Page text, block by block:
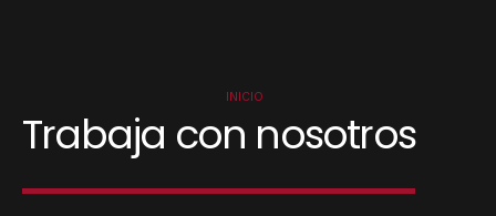
Trabaja con nosotros